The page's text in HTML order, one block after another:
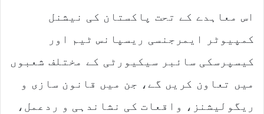
اس معاہدے کے تحت پاکستان کی نیشنل
کمپیوٹر ایمرجنسی ریسپانس ٹیم اور
کیسپرسکی سائبر سیکیورٹی کے مختلف شعبوں
میں تعاون کریں گے، جن میں قانون سازی و
ریگولیشنز، واقعات کی نشاندہی و ردعمل،